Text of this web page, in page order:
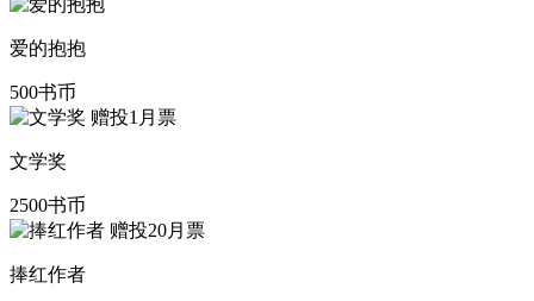
爱的抱抱
500书币
赠投1月票
文学奖
2500书币
赠投20月票
捧红作者